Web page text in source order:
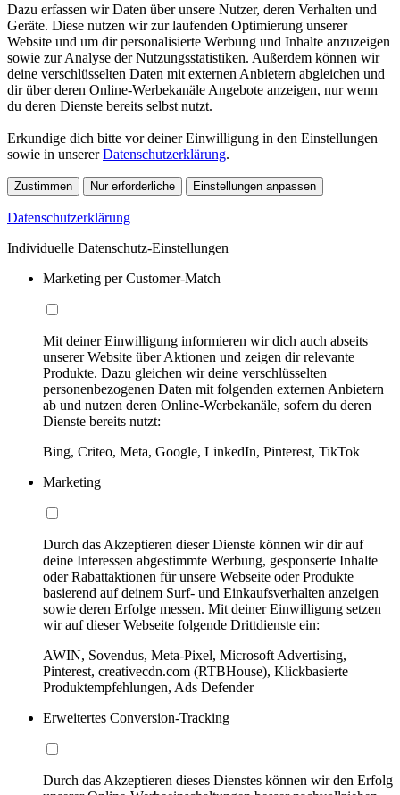
Dazu erfassen wir Daten über unsere Nutzer, deren Verhalten und
Geräte. Diese nutzen wir zur laufenden Optimierung unserer
Website und um dir personalisierte Werbung und Inhalte anzuzeigen
sowie zur Analyse der Nutzungsstatistiken. Außerdem können wir
deine verschlüsselten Daten mit externen Anbietern abgleichen und
dir über deren Online-Werbekanäle Angebote anzeigen, nur wenn
du deren Dienste bereits selbst nutzt.
Erkundige dich bitte vor deiner Einwilligung in den Einstellungen
sowie in unsererDatenschutzerklärung.
Zustimmen Nur erforderliche Einstellungen anpassen
Datenschutzerklärung
Individuelle Datenschutz-Einstellungen
Marketing per Customer-Match
Mit deiner Einwilligung informieren wir dich auch abseits
unserer Website über Aktionen und zeigen dir relevante
Produkte. Dazu gleichen wir deine verschlüsselten
personenbezogenen Daten mit folgenden externen Anbietern
ab und nutzen deren Online-Werbekanäle, sofern du deren
Dienste bereits nutzt:
Bing, Criteo, Meta, Google, LinkedIn, Pinterest, TikTok
Marketing
Durch das Akzeptieren dieser Dienste können wir dir auf
deine Interessen abgestimmte Werbung, gesponserte Inhalte
oder Rabattaktionen für unsere Webseite oder Produkte
basierend auf deinem Surf- und Einkaufsverhalten anzeigen
sowie deren Erfolge messen. Mit deiner Einwilligung setzen
wir auf dieser Webseite folgende Drittdienste ein:
AWIN, Sovendus, Meta-Pixel, Microsoft Advertising,
Pinterest, creativecdn.com (RTBHouse), Klickbasierte
Produktempfehlungen, Ads Defender
Erweitertes Conversion-Tracking
Durch das Akzeptieren dieses Dienstes können wir den Erfolg